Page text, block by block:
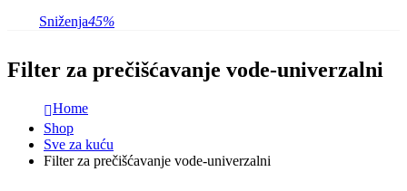
Sniženja45%
Filter za prečišćavanje vode-univerzalni
Home
Shop
Sve za kuću
Filter za prečišćavanje vode-univerzalni